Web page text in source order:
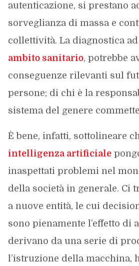
autenticazione, si prestano
sorveglianza di massa e
collettività. La diagnostica
ambito sanitario, potrebbe
conseguenze rilevanti sul
persone; di chi è la
sistema del genere
È bene, infatti, sottolineare
intelligenza artificiale
inaspettati problemi nel
della società in generale. Ci
a nuove entità, le cui
sono pienamente l’effetto di
derivano da una serie di
l’istruzione della macchina,